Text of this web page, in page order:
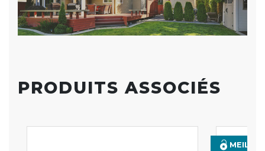
PRODUITS ASSOCIÉS